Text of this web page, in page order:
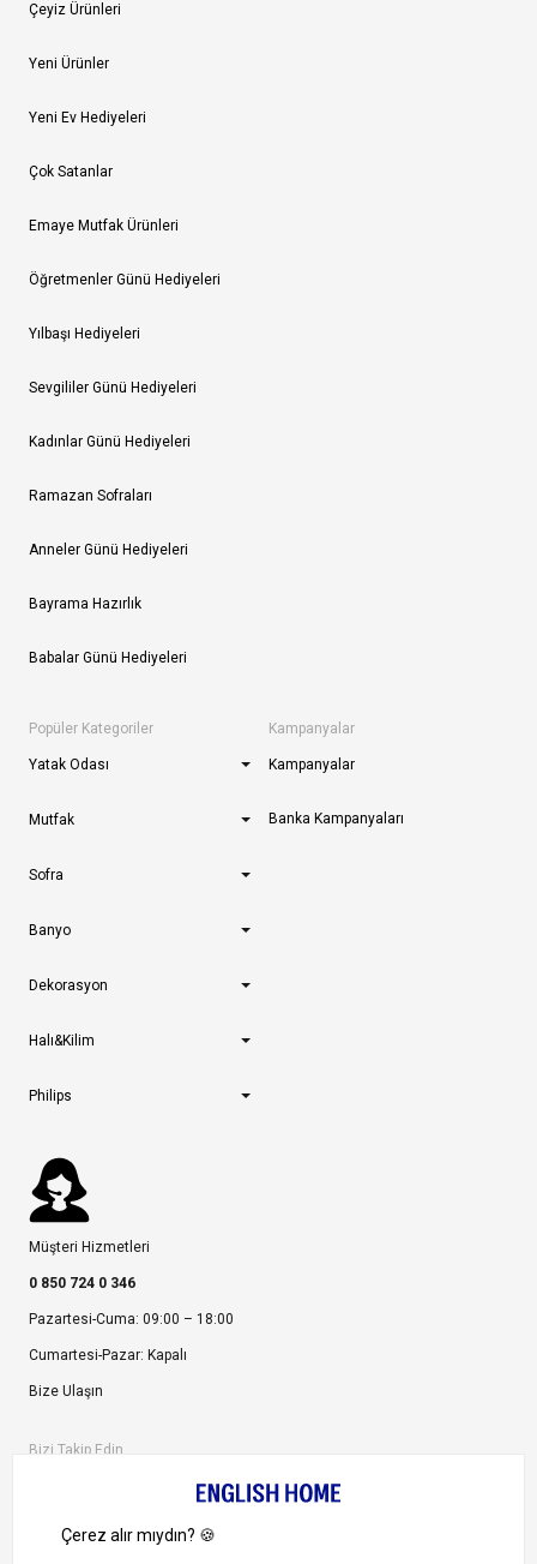
Çeyiz Ürünleri
Yeni Ürünler
Yeni Ev Hediyeleri
Çok Satanlar
Emaye Mutfak Ürünleri
Öğretmenler Günü Hediyeleri
Yılbaşı Hediyeleri
Sevgililer Günü Hediyeleri
Kadınlar Günü Hediyeleri
Ramazan Sofraları
Anneler Günü Hediyeleri
Bayrama Hazırlık
Babalar Günü Hediyeleri
Popüler Kategoriler
Yatak Odası
Mutfak
Sofra
Banyo
Dekorasyon
Halı&Kilim
Philips
Kampanyalar
Kampanyalar
Banka Kampanyaları
Müşteri Hizmetleri
0 850 724 0 346
Pazartesi-Cuma: 09:00 – 18:00
Cumartesi-Pazar: Kapalı
Bize Ulaşın
Bizi Takip Edin